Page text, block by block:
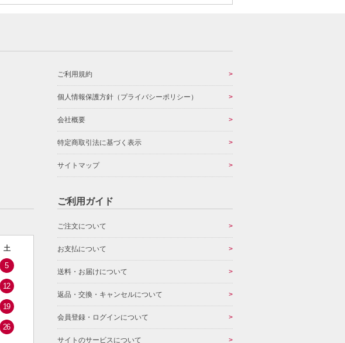
ご利用規約
個人情報保護方針（プライバシーポリシー）
会社概要
特定商取引法に基づく表示
サイトマップ
土
5
12
19
26
ご利用ガイド
ご注文について
お支払について
送料・お届けについて
返品・交換・キャンセルについて
会員登録・ログインについて
サイトのサービスについて